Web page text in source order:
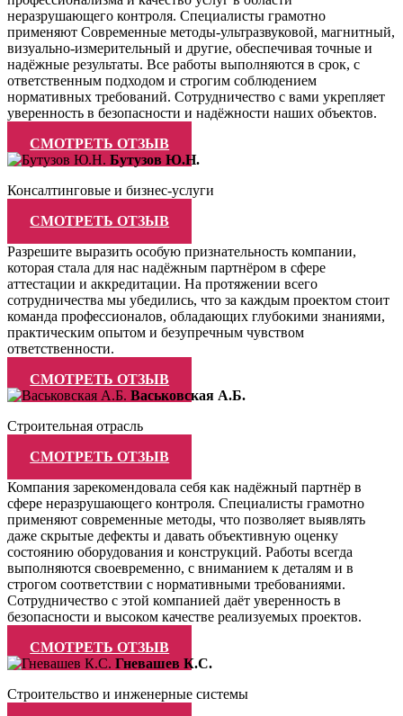
неразрушающего контроля. Специалисты грамотно
применяют Современные методы-ультразвуковой, магнитный,
визуально-измерительный и другие, обеспечивая точные и
надёжные результаты. Все работы выполняются в срок, с
ответственным подходом и строгим соблюдением
нормативных требований. Сотрудничество с вами укрепляет
уверенность в безопасности и надёжности наших объектов.
СМОТРЕТЬ ОТЗЫВ
Бутузов Ю.Н.
Консалтинговые и бизнес-услуги
СМОТРЕТЬ ОТЗЫВ
Разрешите выразить особую признательность компании,
которая стала для нас надёжным партнёром в сфере
аттестации и аккредитации. На протяжении всего
сотрудничества мы убедились, что за каждым проектом стоит
команда профессионалов, обладающих глубокими знаниями,
практическим опытом и безупречным чувством
ответственности.
СМОТРЕТЬ ОТЗЫВ
Васьковская А.Б.
Строительная отрасль
СМОТРЕТЬ ОТЗЫВ
Компания зарекомендовала себя как надёжный партнёр в
сфере неразрушающего контроля. Специалисты грамотно
применяют современные методы, что позволяет выявлять
даже скрытые дефекты и давать объективную оценку
состоянию оборудования и конструкций. Работы всегда
выполняются своевременно, с вниманием к деталям и в
строгом соответствии с нормативными требованиями.
Сотрудничество с этой компанией даёт уверенность в
безопасности и высоком качестве реализуемых проектов.
СМОТРЕТЬ ОТЗЫВ
Гневашев К.С.
Строительство и инженерные системы